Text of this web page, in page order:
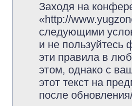
Заходя на
«http://
следующими
и не
эти правила в
этом, однако с
этот текст на
после